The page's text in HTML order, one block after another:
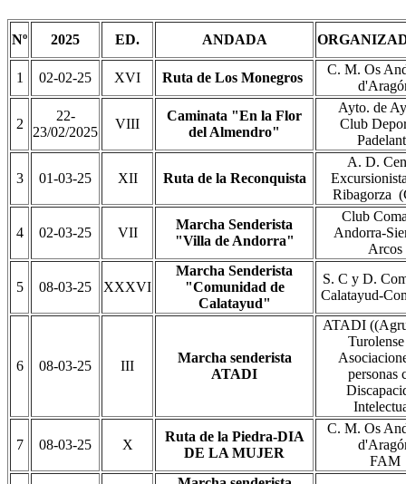
Nº 2025 ED. ANDADA
1 02-02-25 XVI Ruta de Los Monegros
C. M. Os
2
22-
23/02/2025
VIII
Caminata "En la Flor
del Almendro"
Ayto. de
Club
3 01-03-25 XII Ruta de la Reconquista
A. D.
Ribagorza
4 02-03-25 VII
Marcha Senderista
"Villa de Andorra"
Club
Andorra-
Arcos
5 08-03-25 XXXVI
Marcha Senderista
"Comunidad de
Calatayud"
S. C y D.
Calatayud-
6 08-03-25 III
Marcha senderista
ATADI
ATADI
personas
7 08-03-25 X
Ruta de la Piedra-DIA
DE LA MUJER
C. M. Os
FAM